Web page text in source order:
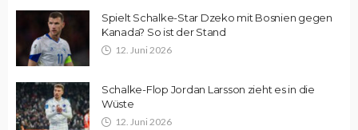
Spielt Schalke-Star Dzeko mit Bosnien gegen
Kanada? So ist der Stand
12. Juni 2026
Schalke-Flop Jordan Larsson zieht es in die
Wüste
12. Juni 2026